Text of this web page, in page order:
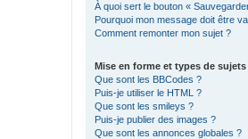
À quoi sert le bouton «
Pourquoi mon message doit être
Comment remonter mon sujet ?
Mise en forme et types de sujets
Que sont les BBCodes ?
Puis-je utiliser le HTML ?
Que sont les smileys ?
Puis-je publier des images ?
Que sont les annonces globales ?